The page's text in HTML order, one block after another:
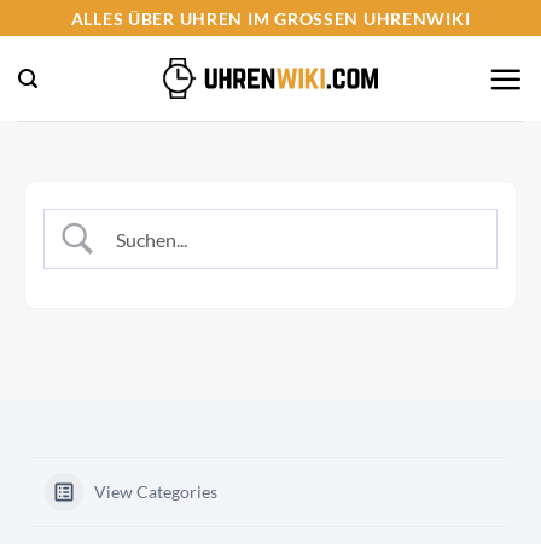
springen
ALLES ÜBER UHREN IM GROSSEN UHRENWIKI
View Categories